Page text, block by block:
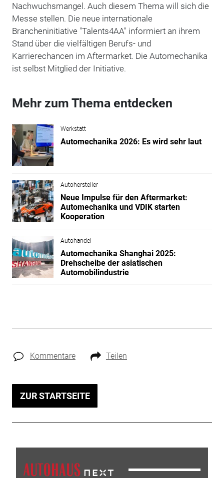
Nachwuchsmangel. Auch diesem Thema will sich die
Messe stellen. Die neue internationale
Brancheninitiative "Talents4AA" informiert an ihrem
Stand über die vielfältigen Berufs- und
Karrierechancen im Aftermarket. Die Automechanika
ist selbst Mitglied der Initiative.
Mehr zum Thema entdecken
Werkstatt
Automechanika 2026: Es wird sehr laut
Autohersteller
Neue Impulse für den Aftermarket:
Automechanika und VDIK starten
Kooperation
Autohandel
Automechanika Shanghai 2025:
Drehscheibe der asiatischen
Automobilindustrie
Kommentare Teilen
ZUR STARTSEITE